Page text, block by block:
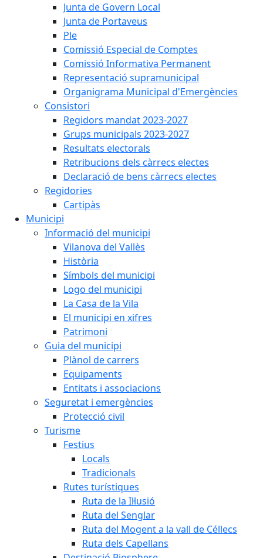
Junta de Govern Local
Junta de Portaveus
Ple
Comissió Especial de Comptes
Comissió Informativa Permanent
Representació supramunicipal
Organigrama Municipal d'Emergències
Consistori
Regidors mandat 2023-2027
Grups municipals 2023-2027
Resultats electorals
Retribucions dels càrrecs electes
Declaració de bens càrrecs electes
Regidories
Cartipàs
Municipi
Informació del municipi
Vilanova del Vallès
Història
Símbols del municipi
Logo del municipi
La Casa de la Vila
El municipi en xifres
Patrimoni
Guia del municipi
Plànol de carrers
Equipaments
Entitats i associacions
Seguretat i emergències
Protecció civil
Turisme
Festius
Locals
Tradicionals
Rutes turístiques
Ruta de la Il·lusió
Ruta del Senglar
Ruta del Mogent a la vall de Céllecs
Ruta dels Capellans